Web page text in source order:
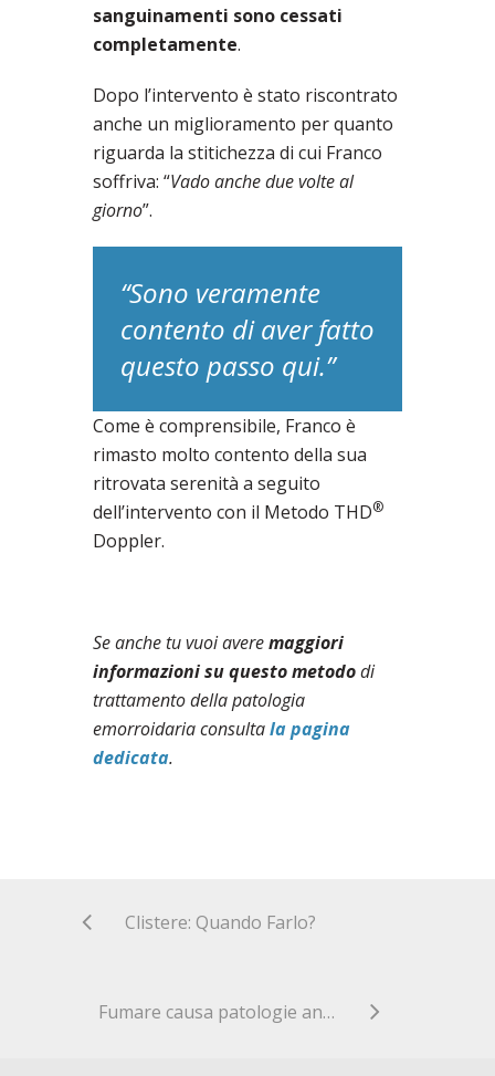
sanguinamenti sono cessati
completamente.
Dopo l’intervento è stato riscontrato
anche un miglioramento per quanto
riguarda la stitichezza di cui Franco
soffriva: “Vado anche due volte al
giorno”.
“Sono veramente
contento di aver fatto
questo passo qui.”
Come è comprensibile, Franco è
rimasto molto contento della sua
ritrovata serenità a seguito
dell’intervento con il Metodo THD®
Doppler.
Se anche tu vuoi averemaggiori
informazioni su questo metododi
trattamento della patologia
emorroidaria consultala pagina
dedicata.
Clistere: Quando Farlo?
Fumare causa patologie anali?